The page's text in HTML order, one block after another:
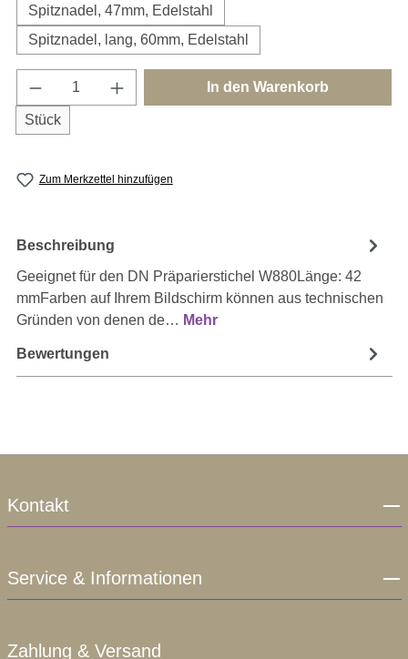
Spitznadel, 47mm, Edelstahl
Spitznadel, lang, 60mm, Edelstahl
Produkt Anzahl: Gib den gewünschten
Stück
In den Warenkorb
Zum Merkzettel hinzufügen
Beschreibung
Geeignet für den DN Präparierstichel W880Länge: 42
mmFarben auf Ihrem Bildschirm können aus technischen
Gründen von denen de… Mehr
Bewertungen
Kontakt
Service & Informationen
Zahlung & Versand